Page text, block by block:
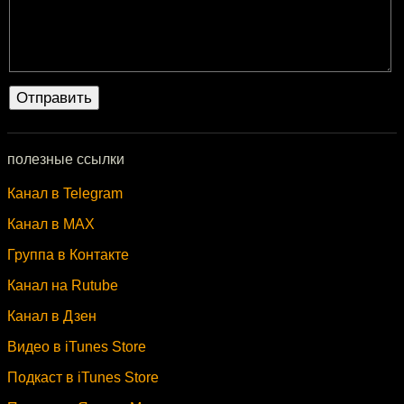
полезные ссылки
Канал в Telegram
Канал в MAX
Группа в Контакте
Канал на Rutube
Канал в Дзен
Видео в iTunes Store
Подкаст в iTunes Store